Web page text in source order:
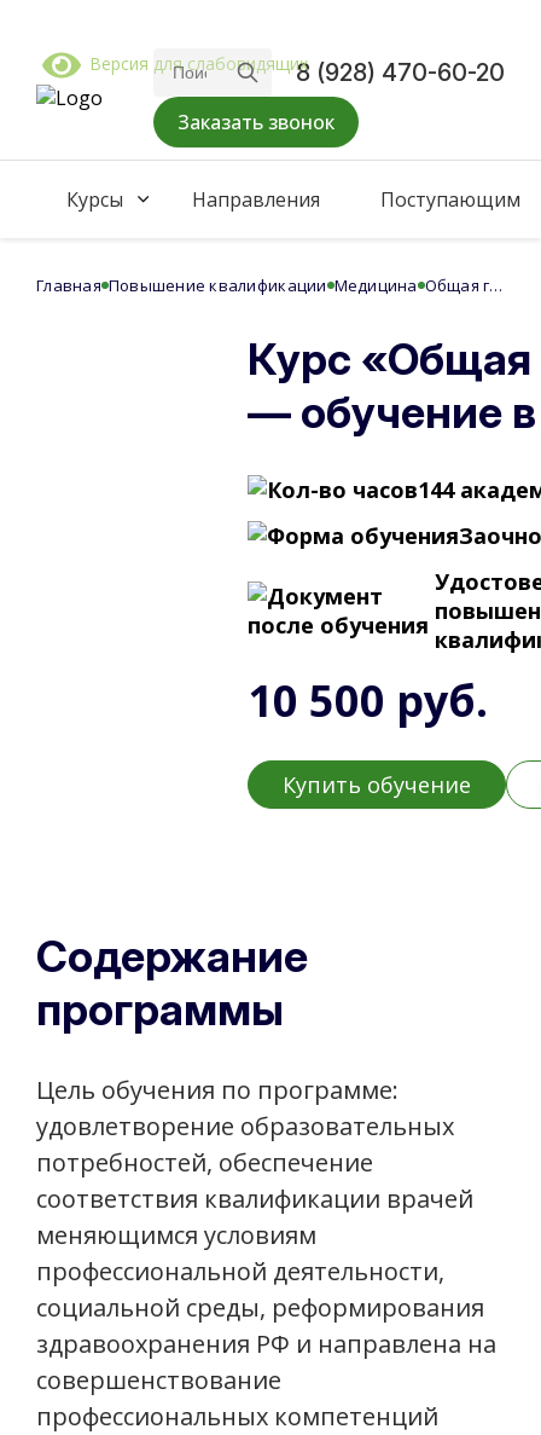
Версия для слабовидящих8 (928) 470-60-20
Заказать звонок
Курсы Направления Поступающим
Главная Повышение квалификации Медицина Общая гигиена
Курс «Общая
— обучение
144
Заочно
10 500 руб.
Купить обучение
Содержание
программы
Цель обучения по программе:
удовлетворение образовательных
потребностей, обеспечение
соответствия квалификации врачей
меняющимся условиям
профессиональной деятельности,
социальной среды, реформирования
здравоохранения РФ и направлена на
совершенствование
профессиональных компетенций